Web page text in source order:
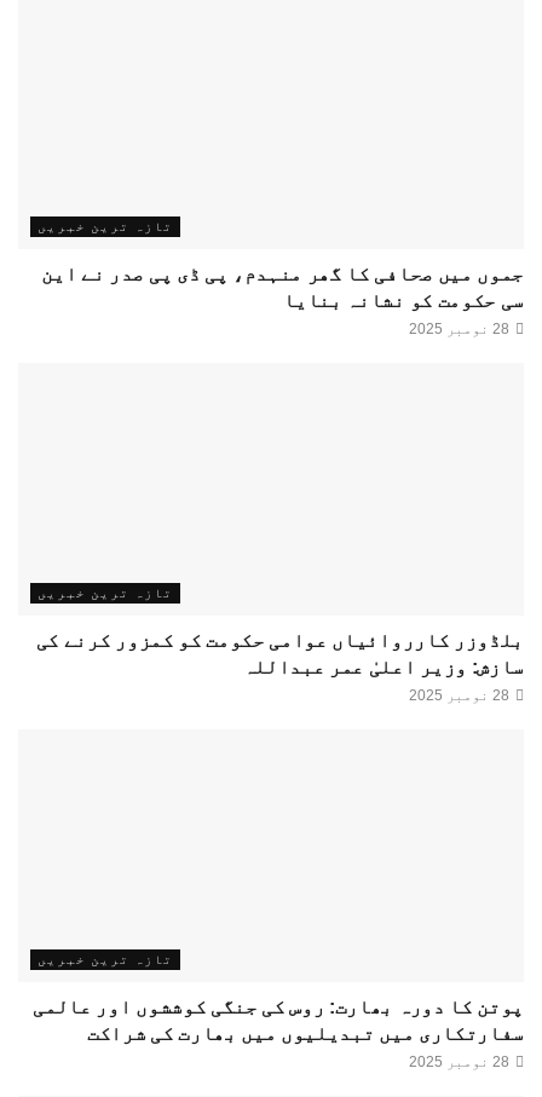
تازہ ترین خبریں
جموں میں صحافی کا گھر منہدم، پی ڈی پی صدر نے این
سی حکومت کو نشانہ بنایا
تازہ ترین خبریں
بلڈوزر کارروائیاں عوامی حکومت کو کمزور کرنے کی
سازش: وزیر اعلیٰ عمر عبداللہ
تازہ ترین خبریں
پوتن کا دورہ بھارت: روس کی جنگی کوششوں اور عالمی
سفارتکاری میں تبدیلیوں میں بھارت کی شراکت